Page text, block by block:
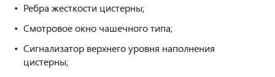
Ребра жесткости цистерны;
Смотровое окно чашечного типа;
Сигнализатор верхнего уровня наполнения
цистерны;